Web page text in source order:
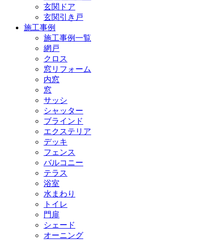
玄関ドア
玄関引き戸
施工事例
施工事例一覧
網戸
クロス
窓リフォーム
内窓
窓
サッシ
シャッター
ブラインド
エクステリア
デッキ
フェンス
バルコニー
テラス
浴室
水まわり
トイレ
門扉
シェード
オーニング